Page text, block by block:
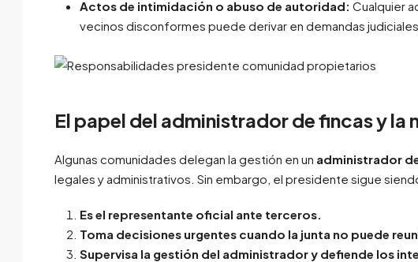
Actos de intimidación o abuso de autoridad: Cualquier
vecinos disconformes puede derivar en demandas judiciales.
El papel del administrador de fincas y la
Algunas comunidades delegan la gestión en un administrador
legales y administrativos. Sin embargo, el presidente sigue
Es el representante oficial ante terceros.
Toma decisiones urgentes cuando la junta no puede
Supervisa la gestión del administrador y defiende los